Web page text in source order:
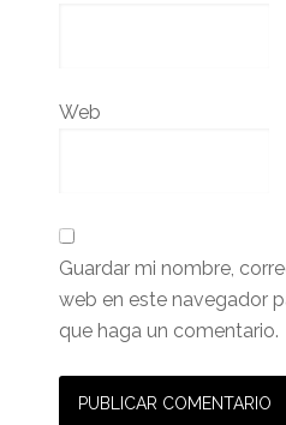
Web
Guardar mi nombre,
web en este navegador
que haga un comentario.